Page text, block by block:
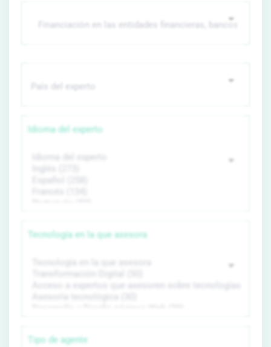
Idioma del experto
Tecnología en la que asesora
Tipo de agente